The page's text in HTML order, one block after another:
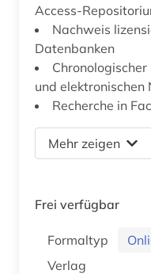
Access-
Nachweis
Datenbanken
und
Recherche in
Mehr zeigen
Frei verfügbar
Formaltyp
Verlag